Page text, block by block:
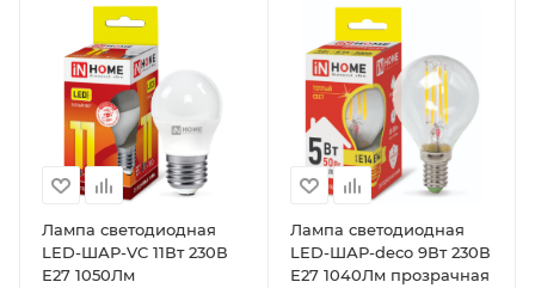
Лампа светодиодная
LED-ШАР-VC 11Вт 230В
Е27 1050Лм
Лампа светодиодная
LED-ШАР-deco 9Вт 230В
Е27 1040Лм прозрачная